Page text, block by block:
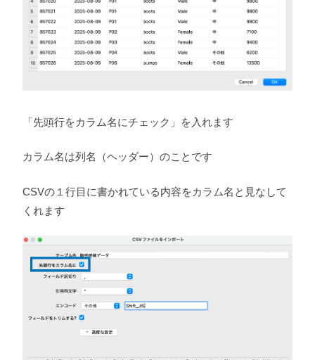
「先頭行をカラム名にチェック」を入れます
カラム名は列名（ヘッダー）のことです
CSVの１行目に書かれている内容をカラム名と見なして
くれます